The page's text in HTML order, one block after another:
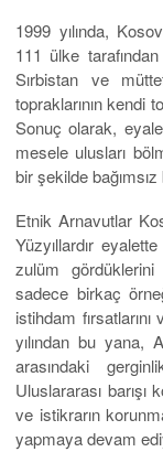
1999 yılında,
111 ülke
Sırbistan ve
topraklarının kendi
Sonuç olarak,
mesele ulusları
bir şekilde bağımsız
Etnik Arnavutlar
Yüzyıllardır
zulüm gördüklerini
sadece birkaç
istihdam
yılından bu yana,
arasındaki
Uluslararası barışı
ve istikrarın
yapmaya devam